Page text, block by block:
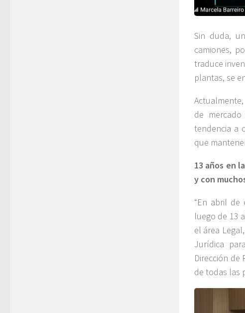
Sin duda,
camiones,
traduce
plantas, se
de
tendencia a
que
13 años en
y con
“En abril de
luego de 13
el área
Jurídica
Dirección de
de todas las